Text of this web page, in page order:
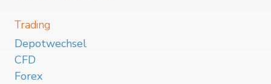
Trading
Depotwechsel
CFD
Forex